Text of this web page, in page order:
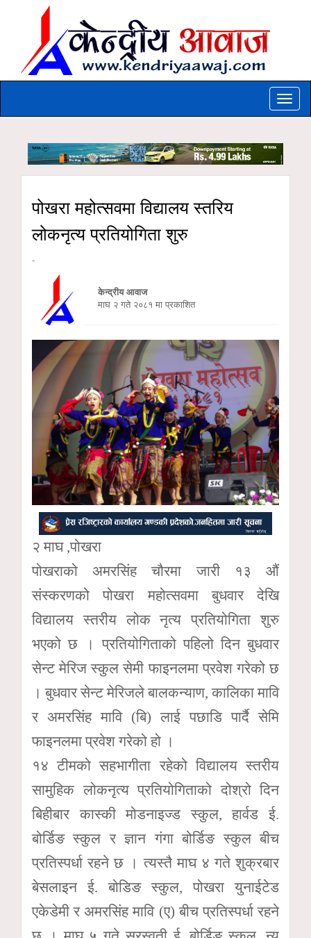
Toggle
पोखरा महोत्सवमा विद्यालय स्तरिय
लोकनृत्य प्रतियोगिता शुरु
-
केन्द्रीय आवाज
माघ २ गते २०८१ मा प्रकाशित
२ माघ ,पोखरा
पोखराको अमरसिंह चौरमा जारी १३ औं
संस्करणको पोखरा महोत्सवमा बुधवार देखि
विद्यालय स्तरीय लोक नृत्य प्रतियोगिता शुरु
भएको छ । प्रतियोगिताको पहिलो दिन बुधवार
सेन्ट मेरिज स्कुल सेमी फाइनलमा प्रवेश गरेको छ
। बुधवार सेन्ट मेरिजले बालकन्याण, कालिका मावि
र अमरसिंह मावि (बि) लाई पछाडि पार्दै सेमि
फाइनलमा प्रवेश गरेको हो ।
१४ टीमको सहभागीता रहेको विद्यालय स्तरीय
सामुहिक लोकनृत्य प्रतियोगिताको दोश्रो दिन
बिहीबार कास्की मोडनाइज्ड स्कुल, हार्वड ई.
बोर्डिङ स्कुल र ज्ञान गंगा बोर्डिङ स्कुल बीच
प्रतिस्पर्धा रहने छ । त्यस्तै माघ ४ गते शुक्रबार
बेसलाइन ई. बोडिङ स्कुल, पोखरा युनाईटेड
एकेडेमी र अमरसिंह मावि (ए) बीच प्रतिस्पर्धा रहने